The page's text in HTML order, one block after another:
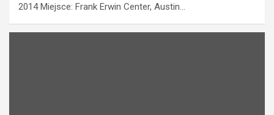
2014 Miejsce: Frank Erwin Center, Austin…